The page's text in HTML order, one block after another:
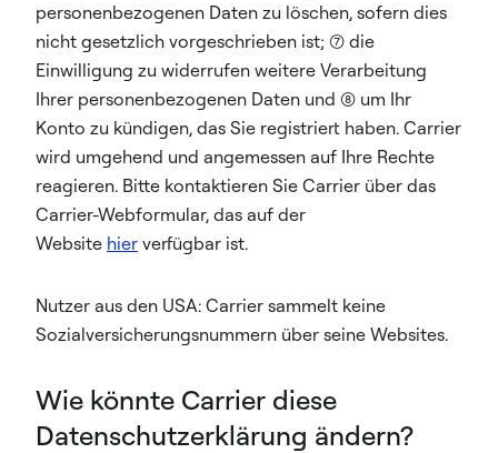
personenbezogenen Daten zu löschen, sofern dies
nicht gesetzlich vorgeschrieben ist; (7) die
Einwilligung zu widerrufen weitere Verarbeitung
Ihrer personenbezogenen Daten und (8) um Ihr
Konto zu kündigen, das Sie registriert haben. Carrier
wird umgehend und angemessen auf Ihre Rechte
reagieren. Bitte kontaktieren Sie Carrier über das
Carrier-Webformular, das auf der
Website hier verfügbar ist.
Nutzer aus den USA: Carrier sammelt keine
Sozialversicherungsnummern über seine Websites.
Wie könnte Carrier diese
Datenschutzerklärung ändern?